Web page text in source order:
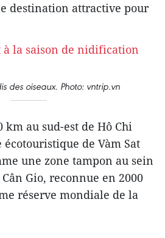
destination attractive pour
des oiseaux. Photo: vntrip.vn
km au sud-est de Hô Chi
de Vàm Sat
une zone tampon au sein
Gio, reconnue en 2000
réserve mondiale de la